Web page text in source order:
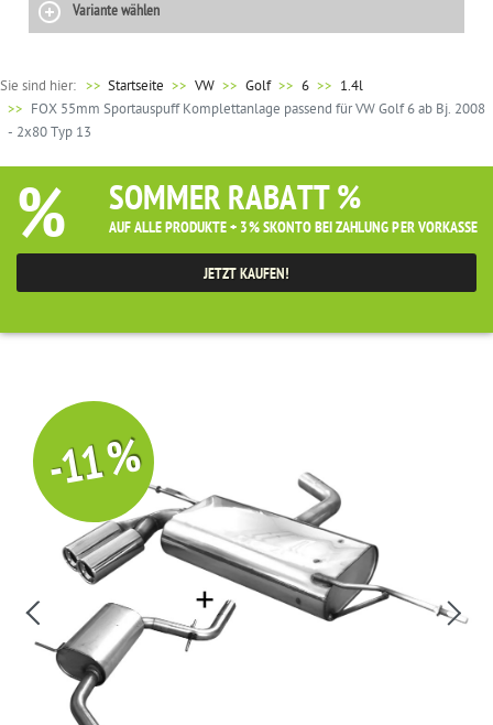
Variante wählen
Sie sind hier: >> Startseite VW Golf 6
1.4l
FOX 55mm Sportauspuff Komplettanlage passend für VW Golf 6 ab Bj. 2008
- 2x80 Typ 13
% SOMMER RABATT %
AUF ALLE PRODUKTE + 3% SKONTO BEI ZAHLUNG PER VORKASSE
JETZT KAUFEN!
-11 %